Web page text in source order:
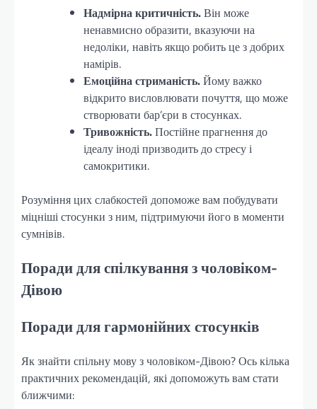
Надмірна критичність.Він може
ненавмисно образити, вказуючи на
недоліки, навіть якщо робить це з добрих
намірів.
Емоційна стриманість.Йому важко
відкрито висловлювати почуття, що може
створювати бар’єри в стосунках.
Тривожність.Постійне прагнення до
ідеалу іноді призводить до стресу і
самокритики.
Розуміння цих слабкостей допоможе вам побудувати
міцніші стосунки з ним, підтримуючи його в моменти
сумнівів.
Поради для спілкування з чоловіком-
Дівою
Поради для гармонійних стосунків
Як знайти спільну мову з чоловіком-Дівою? Ось кілька
практичних рекомендацій, які допоможуть вам стати
ближчими: